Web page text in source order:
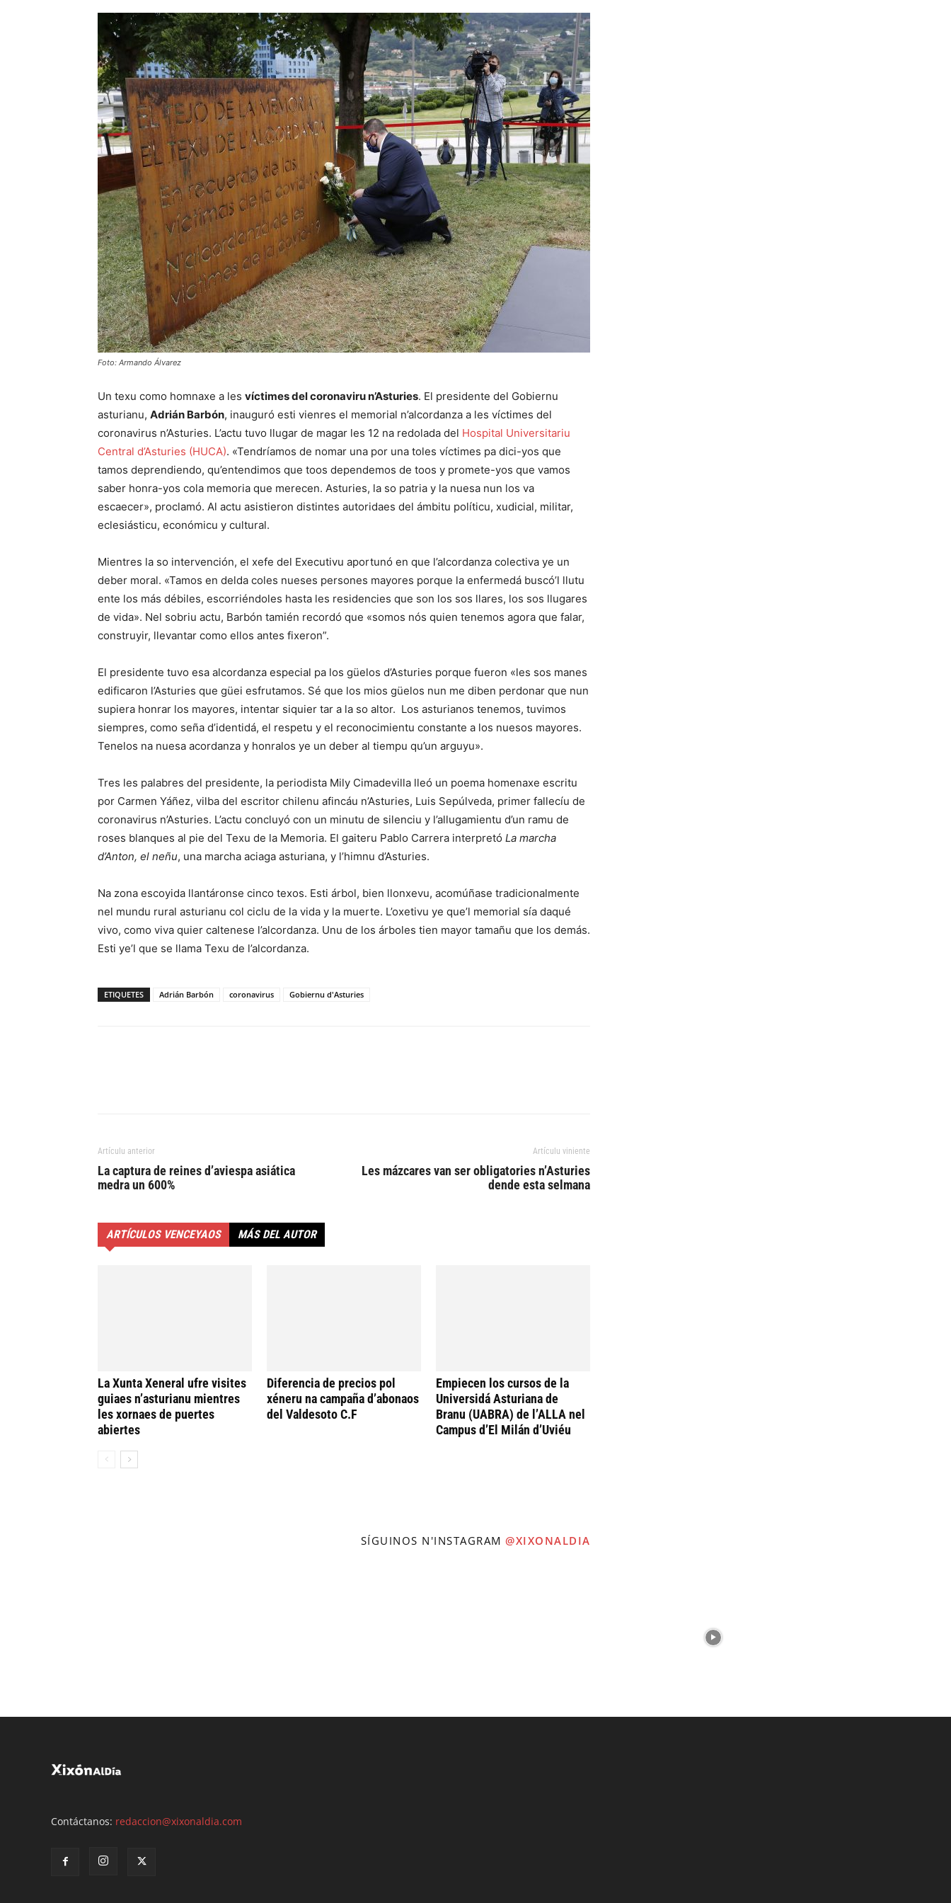
Foto: Armando Álvarez
Un texu como homnaxe a les víctimes del coronaviru n’Asturies. El presidente del Gobiernu
asturianu, Adrián Barbón, inauguró esti vienres el memorial n’alcordanza a les víctimes del
coronavirus n’Asturies. L’actu tuvo llugar de magar les 12 na redolada del Hospital Universitariu
Central d’Asturies (HUCA). «Tendríamos de nomar una por una toles víctimes pa dici-yos que
tamos deprendiendo, qu’entendimos que toos dependemos de toos y promete-yos que vamos
saber honra-yos cola memoria que merecen. Asturies, la so patria y la nuesa nun los va
escaecer», proclamó. Al actu asistieron distintes autoridaes del ámbitu políticu, xudicial, militar,
eclesiásticu, económicu y cultural.
Mientres la so intervención, el xefe del Executivu aportunó en que l’alcordanza colectiva ye un
deber moral. «Tamos en delda coles nueses persones mayores porque la enfermedá buscó’l llutu
ente los más débiles, escorriéndoles hasta les residencies que son los sos llares, los sos llugares
de vida». Nel sobriu actu, Barbón tamién recordó que «somos nós quien tenemos agora que falar,
construyir, llevantar como ellos antes fixeron”.
El presidente tuvo esa alcordanza especial pa los güelos d’Asturies porque fueron «les sos manes
edificaron l’Asturies que güei esfrutamos. Sé que los mios güelos nun me diben perdonar que nun
supiera honrar los mayores, intentar siquier tar a la so altor. Los asturianos tenemos, tuvimos
siempres, como seña d’identidá, el respetu y el reconocimientu constante a los nuesos mayores.
Tenelos na nuesa acordanza y honralos ye un deber al tiempu qu’un arguyu».
Tres les palabres del presidente, la periodista Mily Cimadevilla lleó un poema homenaxe escritu
por Carmen Yáñez, vilba del escritor chilenu afincáu n’Asturies, Luis Sepúlveda, primer fallecíu de
coronavirus n’Asturies. L’actu concluyó con un minutu de silenciu y l’allugamientu d’un ramu de
roses blanques al pie del Texu de la Memoria. El gaiteru Pablo Carrera interpretó La marcha
d’Anton, el neñu, una marcha aciaga asturiana, y l’himnu d’Asturies.
Na zona escoyida llantáronse cinco texos. Esti árbol, bien llonxevu, acomúñase tradicionalmente
nel mundu rural asturianu col ciclu de la vida y la muerte. L’oxetivu ye que’l memorial sía daqué
vivo, como viva quier caltenese l’alcordanza. Unu de los árboles tien mayor tamañu que los demás.
Esti ye’l que se llama Texu de l’alcordanza.
ETIQUETES Adrián Barbón coronavirus Gobiernu d'Asturies
Artículu anterior
La captura de reines d’aviespa asiática
medra un 600%
Artículu viniente
Les mázcares van ser obligatories n’Asturies
dende esta selmana
ARTÍCULOS VENCEYAOS MÁS DEL AUTOR
La Xunta Xeneral ufre visites
guiaes n’asturianu mientres
les xornaes de puertes
abiertes
Diferencia de precios pol
xéneru na campaña d’abonaos
del Valdesoto C.F
Empiecen los cursos de la
Universidá Asturiana de
Branu (UABRA) de l’ALLA nel
Campus d’El Milán d’Uviéu
SÍGUINOS N'INSTAGRAM @XIXONALDIA
Contáctanos: redaccion@xixonaldia.com